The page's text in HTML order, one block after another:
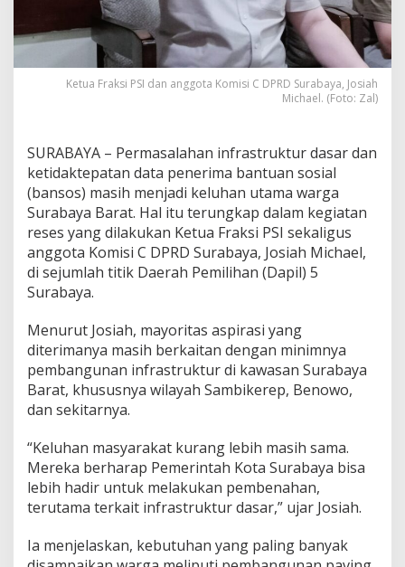
n
I
n
f
r
r
u
k
t
u
r
d
a
t
a
D
s
B
a
n
s
o
,
J
Ketua Fraksi PSI dan anggota Komisi C DPRD Surabaya, Josiah
Michael. (Foto: Zal)
SURABAYA – Permasalahan infrastruktur dasar dan
ketidaktepatan data penerima bantuan sosial
(bansos) masih menjadi keluhan utama warga
Surabaya Barat. Hal itu terungkap dalam kegiatan
reses yang dilakukan Ketua Fraksi PSI sekaligus
anggota Komisi C DPRD Surabaya, Josiah Michael,
di sejumlah titik Daerah Pemilihan (Dapil) 5
Surabaya.
Menurut Josiah, mayoritas aspirasi yang
diterimanya masih berkaitan dengan minimnya
pembangunan infrastruktur di kawasan Surabaya
Barat, khususnya wilayah Sambikerep, Benowo,
dan sekitarnya.
“Keluhan masyarakat kurang lebih masih sama.
Mereka berharap Pemerintah Kota Surabaya bisa
lebih hadir untuk melakukan pembenahan,
terutama terkait infrastruktur dasar,” ujar Josiah.
Ia menjelaskan, kebutuhan yang paling banyak